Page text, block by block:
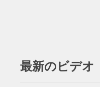
最新のビデオ